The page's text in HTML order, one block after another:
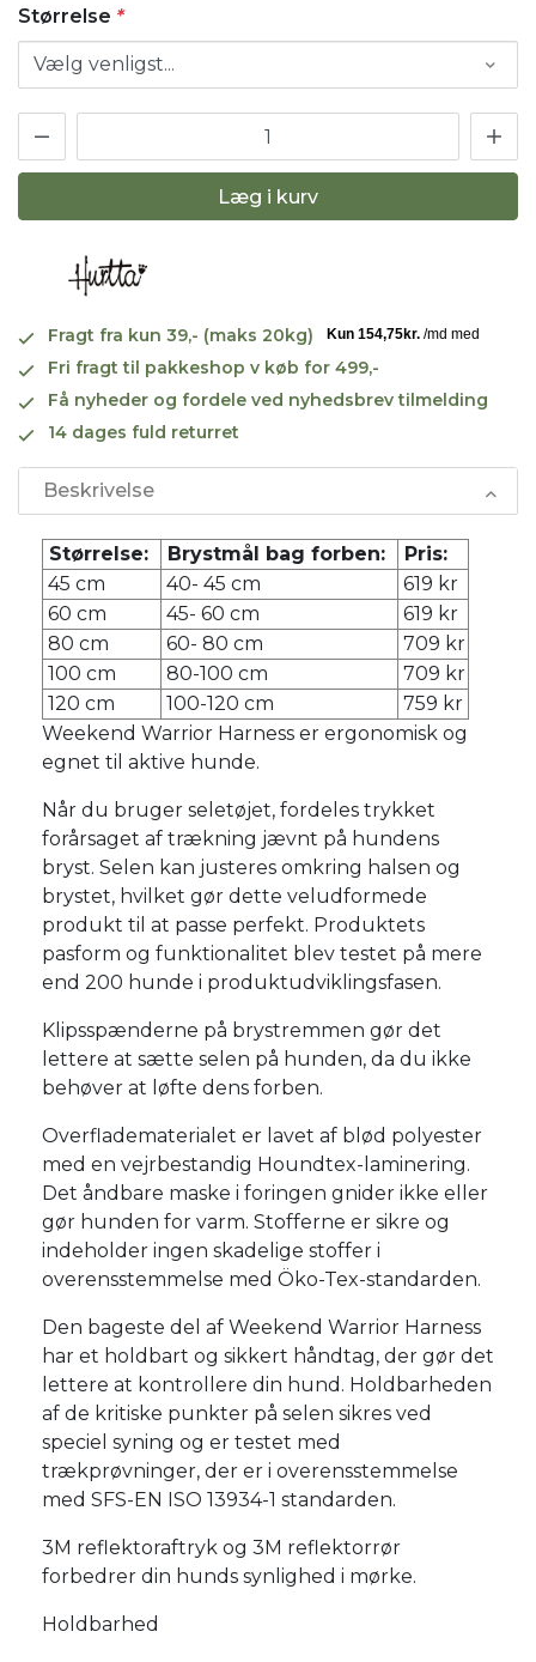
Størrelse *
Læg i kurv
Fragt fra kun 39,- (maks 20kg)
Fri fragt til pakkeshop v køb for 499,-
Få nyheder og fordele ved nyhedsbrev tilmelding
14 dages fuld returret
Beskrivelse
Størrelse: Brystmål bag forben:
Pris:
45 cm
40- 45 cm
619 kr
60 cm
45- 60 cm
619 kr
80 cm
60- 80 cm
709 kr
100 cm
80-100 cm
709 kr
120 cm
100-120 cm
759 kr
Weekend Warrior Harness er ergonomisk og
egnet til aktive hunde.
Når du bruger seletøjet, fordeles trykket
forårsaget af trækning jævnt på hundens
bryst. Selen kan justeres omkring halsen og
brystet, hvilket gør dette veludformede
produkt til at passe perfekt. Produktets
pasform og funktionalitet blev testet på mere
end 200 hunde i produktudviklingsfasen.
Klipsspænderne på brystremmen gør det
lettere at sætte selen på hunden, da du ikke
behøver at løfte dens forben.
Overfladematerialet er lavet af blød polyester
med en vejrbestandig Houndtex-laminering.
Det åndbare maske i foringen gnider ikke eller
gør hunden for varm. Stofferne er sikre og
indeholder ingen skadelige stoffer i
overensstemmelse med Öko-Tex-standarden.
Den bageste del af Weekend Warrior Harness
har et holdbart og sikkert håndtag, der gør det
lettere at kontrollere din hund. Holdbarheden
af de kritiske punkter på selen sikres ved
speciel syning og er testet med
trækprøvninger, der er i overensstemmelse
med SFS-EN ISO 13934-1 standarden.
3M reflektoraftryk og 3M reflektorrør
forbedrer din hunds synlighed i mørke.
Holdbarhed